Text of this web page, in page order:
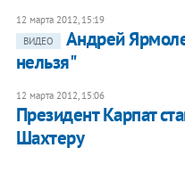
12 марта 2012, 15:19
ВИДЕО
Андрей
нельзя"
12 марта 2012, 15:06
Президент Карпат
Шахтеру